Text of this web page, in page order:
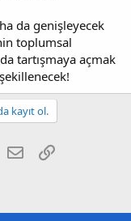
da genişleyecek
toplumsal
tartışmaya açmak
kayıt ol.
E-postaLink